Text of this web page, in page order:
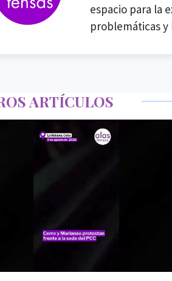
espacio para la
problemáticas y
ARTÍCULOS